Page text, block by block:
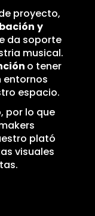
proyecto,
y
da soporte
musical.
o tener
entornos
espacio.
por lo que
plató
visuales